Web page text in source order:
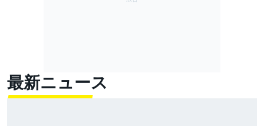
最新ニュース